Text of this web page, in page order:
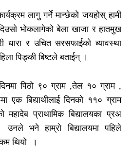
लागु गर्नेे मान्छेको जयहोस् हामी
भोकलागेको बेला खाजा र हातमुख
धारा र उचित सरसफाईको ब्यावस्था
पिङ्की बिष्टले बताईन् ।
पिठो ९० ग्राम ,तेल १० ग्राम ,
एक बिद्याथीलाई दिनको ११० ग्राम
महादेब प्राथामिक बिद्यालयका प्रअ
उनले भने हाम्रो बिद्यालयमा पहिले
कम थियो ।